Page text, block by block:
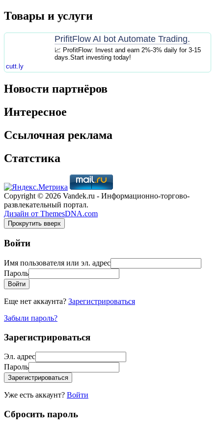
Товары и услуги
PrifitFlow AI bot Automate Trading.
📈 ProfitFlow: Invest and earn 2%-3% daily for 3-15
days.Start investing today!
cutt.ly
Новости партнёров
Интересное
Ссылочная реклама
Статстика
Copyright © 2026 Vandek.ru - Информационно-торгово-
развлекательный портал.
Дизайн от ThemesDNA.com
Прокрутить вверх
Войти
Имя пользователя или эл. адрес
Пароль
Войти
Еще нет аккаунта? Зарегистрироваться
Забыли пароль?
Зарегистрироваться
Эл. адрес
Пароль
Зарегистрироваться
Уже есть аккаунт? Войти
Сбросить пароль